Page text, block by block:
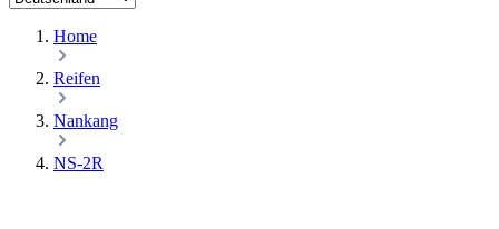
Home
Reifen
Nankang
NS-2R